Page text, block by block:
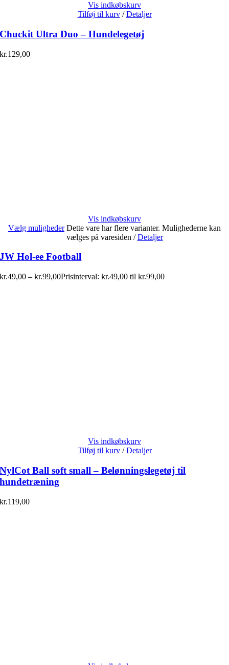
Vis indkøbskurv
Tilføj til kurv / Detaljer
Chuckit Ultra Duo – Hundelegetøj
kr.129,00
Vis indkøbskurv
Vælg muligheder Dette vare har flere varianter. Mulighederne kan
vælges på varesiden / Detaljer
JW Hol-ee Football
kr.49,00 – kr.99,00Prisinterval: kr.49,00 til kr.99,00
Vis indkøbskurv
Tilføj til kurv / Detaljer
NylCot Ball soft small – Belønningslegetøj til
hundetræning
kr.119,00